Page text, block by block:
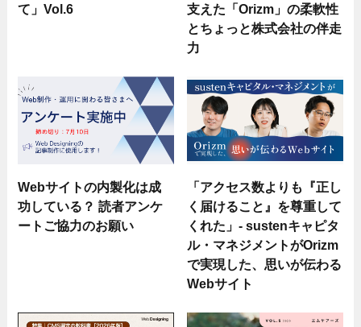
て」Vol.6
支えた「Orizm」の柔軟性
とちょっと株式会社の伴走
力
Webサイトの内製化は成
功している？ 読者アンケ
ートご協力のお願い
「アクセス数よりも『正し
く届けること』を尊重して
くれた」- sustenキャピタ
ル・マネジメントがOrizm
で実現した、思いが伝わる
Webサイト